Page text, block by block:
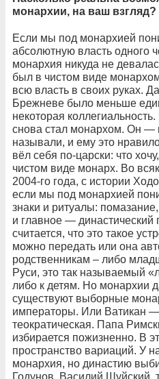
монархии, на ваш взгляд?
Если мы под монархией
абсолютную власть одного
монархия никуда не
был в чистом виде
всю власть в своих руках.
Брежневе было меньше
некоторая
снова стал монархом. Он —
называли, и ему это
вёл себя по-царски: что
чистом виде монарх. Во
2004-го года, с истории
если мы под монархией
знаки и ритуалы:
и главное —
считается, что это такое
можно передать или она
родственникам – либо
Руси, это так называемый
либо к детям. Но монархии
существуют выборные
императоры. Или Ватикан
теократическая. Папа
избирается пожизненно. В
пространство вариаций. У
монархия, но династию
Годунов, Василий